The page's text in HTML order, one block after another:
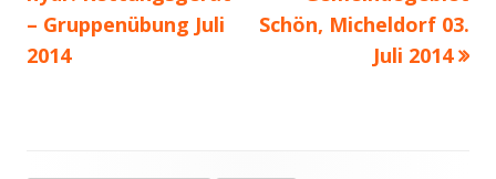
– Gruppenübung Juli
2014
Schön, Micheldorf 03.
Juli 2014